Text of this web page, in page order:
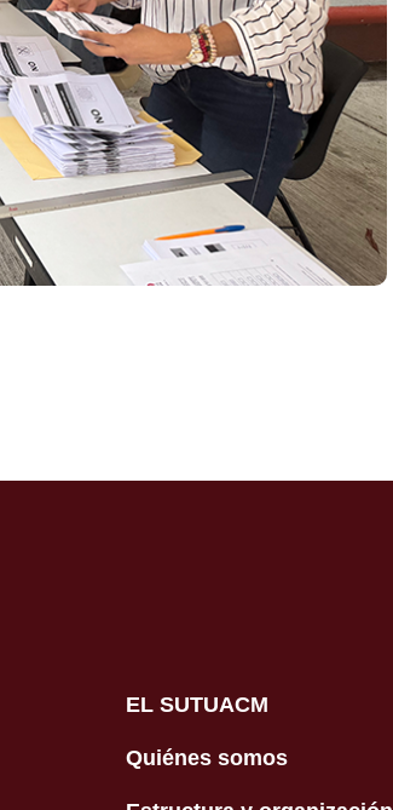
EL SUTUACM
Quiénes somos